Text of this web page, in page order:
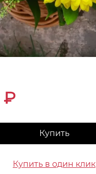
₽
Купить
Купить в один клик